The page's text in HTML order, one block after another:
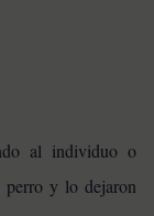
al individuo o
perro y lo dejaron